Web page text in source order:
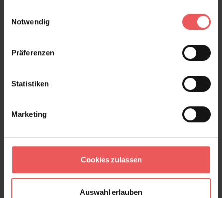
Notwendig
Präferenzen
Statistiken
Marketing
Cookies zulassen
Auswahl erlauben
211,00 €